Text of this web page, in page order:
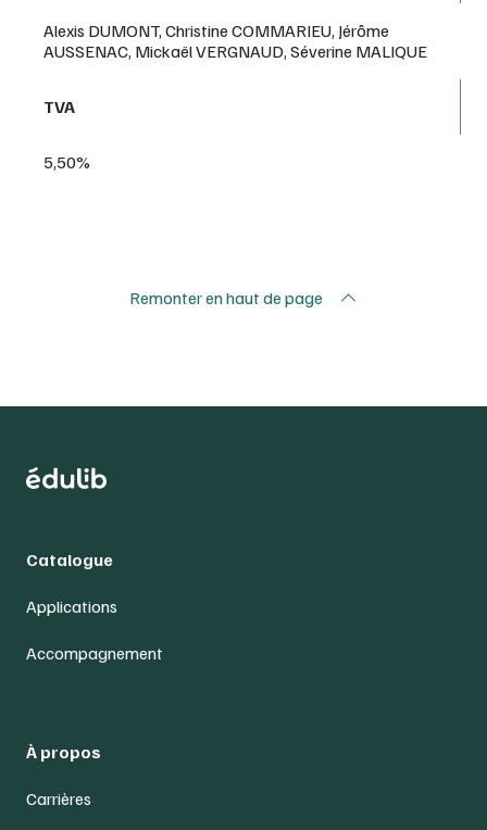
Alexis DUMONT, Christine COMMARIEU, Jérôme
AUSSENAC, Mickaël VERGNAUD, Séverine MALIQUE
TVA
5,50%
Remonter en haut de page
Catalogue
Applications
Accompagnement
À propos
Carrières